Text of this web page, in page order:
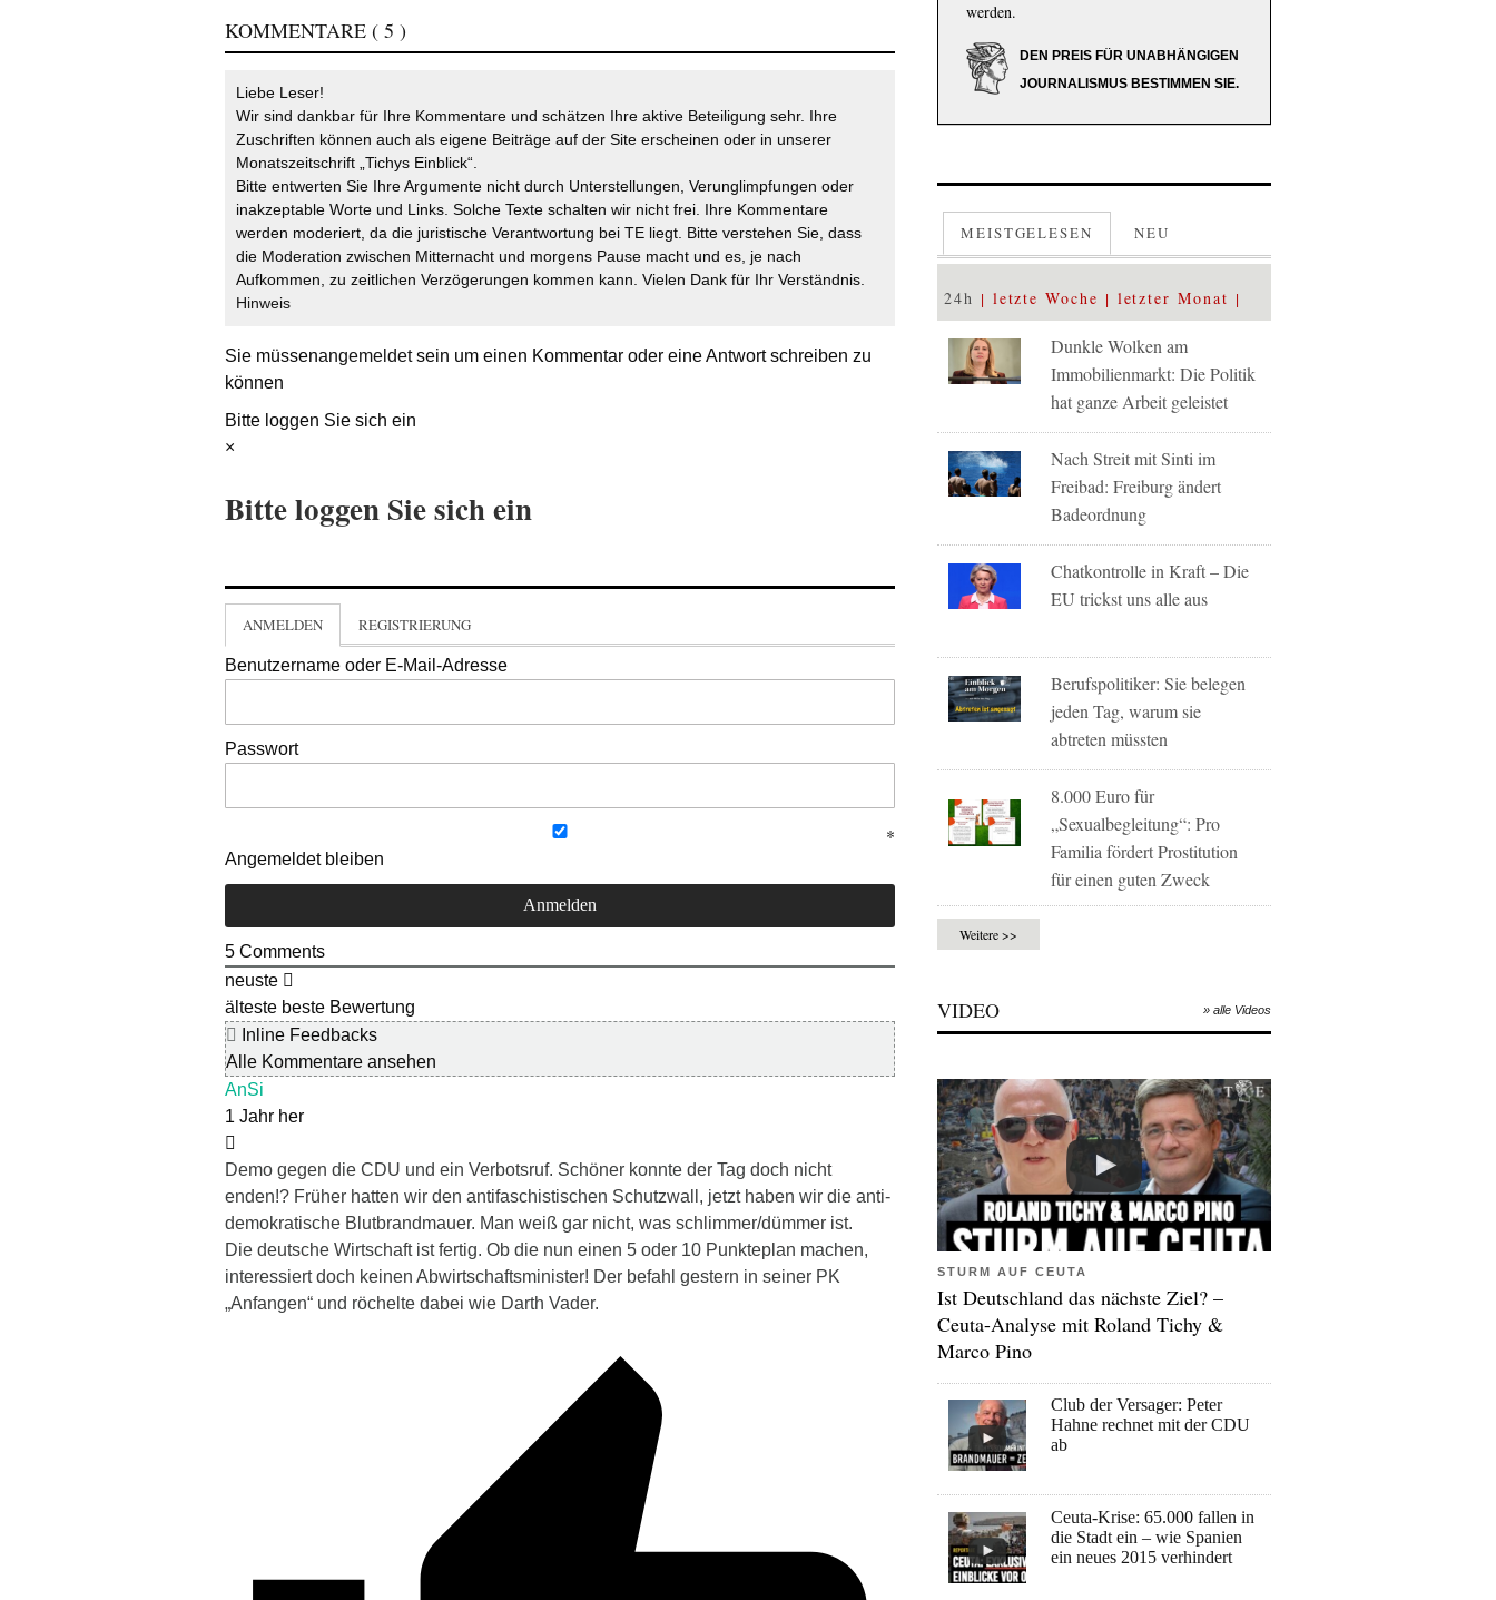
KOMMENTARE ( 5 )
Liebe Leser!
Wir sind dankbar für Ihre Kommentare und schätzen Ihre aktive Beteiligung sehr. Ihre
Zuschriften können auch als eigene Beiträge auf der Site erscheinen oder in unserer
Monatszeitschrift „Tichys Einblick“.
Bitte entwerten Sie Ihre Argumente nicht durch Unterstellungen, Verunglimpfungen oder
inakzeptable Worte und Links. Solche Texte schalten wir nicht frei. Ihre Kommentare
werden moderiert, da die juristische Verantwortung bei TE liegt. Bitte verstehen Sie, dass
die Moderation zwischen Mitternacht und morgens Pause macht und es, je nach
Aufkommen, zu zeitlichen Verzögerungen kommen kann. Vielen Dank für Ihr Verständnis.
Hinweis
Sie müssenangemeldetsein um einen Kommentar oder eine Antwort schreiben zu
können
Bitte loggen Sie sich ein
×
Bitte loggen Sie sich ein
ANMELDEN REGISTRIERUNG
Benutzername oder E-Mail-Adresse
Passwort
Angemeldet bleiben
5 Comments
neuste
älteste beste Bewertung
Inline Feedbacks
Alle Kommentare ansehen
AnSi
1 Jahr her
Demo gegen die CDU und ein Verbotsruf. Schöner konnte der Tag doch nicht
enden!? Früher hatten wir den antifaschistischen Schutzwall, jetzt haben wir die anti-
demokratische Blutbrandmauer. Man weiß gar nicht, was schlimmer/dümmer ist.
Die deutsche Wirtschaft ist fertig. Ob die nun einen 5 oder 10 Punkteplan machen,
interessiert doch keinen Abwirtschaftsminister! Der befahl gestern in seiner PK
„Anfangen“ und röchelte dabei wie Darth Vader.
werden.
DEN PREIS FÜR UNABHÄNGIGEN
JOURNALISMUS BESTIMMEN SIE.
MEISTGELESEN NEU
24h letzte Woche letzter Monat
Dunkle Wolken am
Immobilienmarkt: Die Politik
hat ganze Arbeit geleistet
Nach Streit mit Sinti im
Freibad: Freiburg ändert
Badeordnung
Chatkontrolle in Kraft – Die
EU trickst uns alle aus
Berufspolitiker: Sie belegen
jeden Tag, warum sie
abtreten müssten
8.000 Euro für
„Sexualbegleitung“: Pro
Familia fördert Prostitution
für einen guten Zweck
Weitere >>
VIDEO » alle Videos
STURM AUF CEUTA
Ist Deutschland das nächste Ziel? –
Ceuta-Analyse mit Roland Tichy &
Marco Pino
Club der Versager: Peter
Hahne rechnet mit der CDU
ab
Ceuta-Krise: 65.000 fallen in
die Stadt ein – wie Spanien
ein neues 2015 verhindert